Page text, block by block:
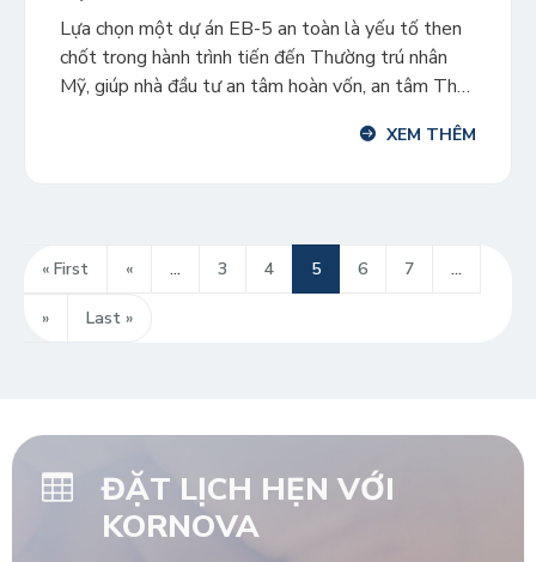
Lựa chọn một dự án EB-5 an toàn là yếu tố then
chốt trong hành trình tiến đến Thường trú nhân
Mỹ, giúp nhà đầu tư an tâm hoàn vốn, an tâm Thẻ
bảo hoàn vốn và tạo ra đủ số lượng công việc […]
XEM THÊM
« First « ... 3 4 5 6 7 ...
» Last »
ĐẶT LỊCH HẸN VỚI
KORNOVA